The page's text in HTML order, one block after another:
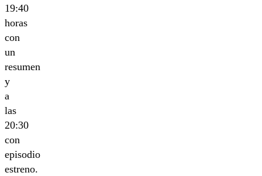
19:40
horas
con
un
resumen
y
a
las
20:30
con
episodio
estreno.